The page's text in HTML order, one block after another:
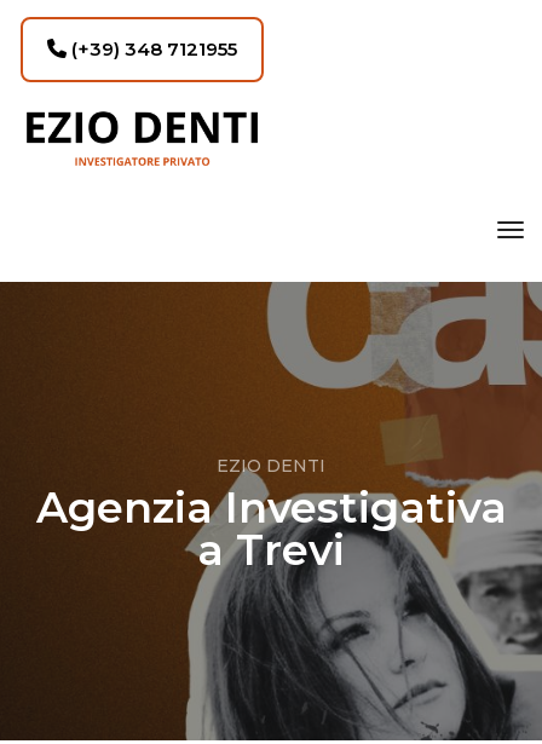
(+39) 348 7121955
EZIO DENTI
Agenzia Investigativa
a Trevi